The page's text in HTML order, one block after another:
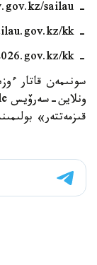
- https://www.gov.kz/sailau؟ lang=kk
- https://sailau.gov.kz/kk
- https://sailau2026.gov.kz/kk
سونىمەن قاتار
قىزمەتتەر»